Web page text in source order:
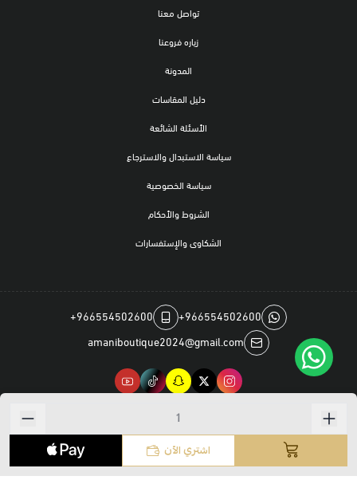
اشتري الآن
تواصل معنا
زياره فروعنا
المدونة
دليل المقاسات
الأسئلة الشائعة
سياسة الاستبدال والاسترجاع
سياسة الخصوصية
الشروط والأحكام
الشكاوى والإستفسارات
+966554502600
+966554502600
amaniboutique2024@gmail.com